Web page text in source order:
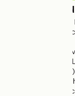
Holiday cottage
minutes from
Enjoy this little
Canal du Midi
during the
country (such as
Abbey and